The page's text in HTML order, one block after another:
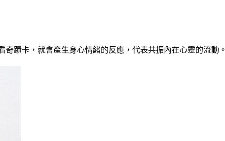
蹟卡，就會產生身心情緒的反應，代表共振內在心靈的流動。